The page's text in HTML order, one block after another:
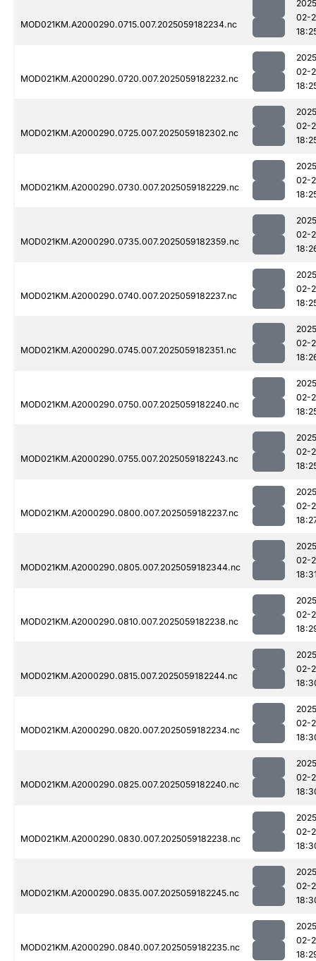
MOD021KM.A2000290.0715.007.2025059182234.nc
02-
MOD021KM.A2000290.0720.007.2025059182232.nc
02-
MOD021KM.A2000290.0725.007.2025059182302.nc
02-
MOD021KM.A2000290.0730.007.2025059182229.nc
02-
MOD021KM.A2000290.0735.007.2025059182359.nc
02-
MOD021KM.A2000290.0740.007.2025059182237.nc
02-
MOD021KM.A2000290.0745.007.2025059182351.nc
02-
MOD021KM.A2000290.0750.007.2025059182240.nc
02-
MOD021KM.A2000290.0755.007.2025059182243.nc
02-
MOD021KM.A2000290.0800.007.2025059182237.nc
02-
MOD021KM.A2000290.0805.007.2025059182344.nc
02-
MOD021KM.A2000290.0810.007.2025059182238.nc
02-
MOD021KM.A2000290.0815.007.2025059182244.nc
02-
MOD021KM.A2000290.0820.007.2025059182234.nc
02-
MOD021KM.A2000290.0825.007.2025059182240.nc
02-
MOD021KM.A2000290.0830.007.2025059182238.nc
02-
MOD021KM.A2000290.0835.007.2025059182245.nc
02-
MOD021KM.A2000290.0840.007.2025059182235.nc
02-